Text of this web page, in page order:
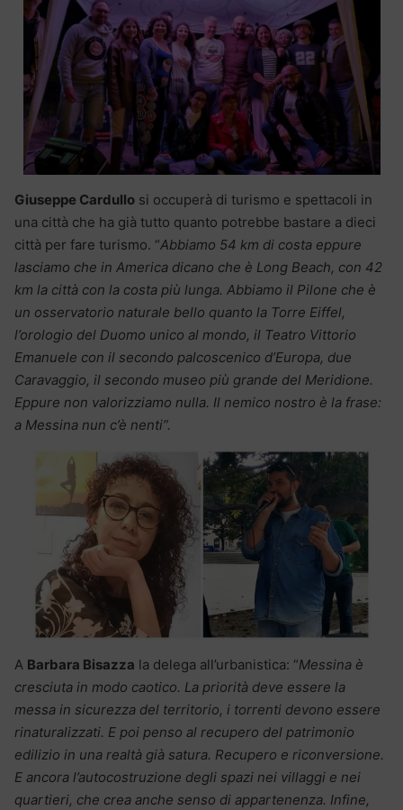
Giuseppe Cardullo si occuperà di turismo e spettacoli in
una città che ha già tutto quanto potrebbe bastare a dieci
città per fare turismo. “Abbiamo 54 km di costa eppure
lasciamo che in America dicano che è Long Beach, con 42
km la città con la costa più lunga. Abbiamo il Pilone che è
un osservatorio naturale bello quanto la Torre Eiffel,
l’orologio del Duomo unico al mondo, il Teatro Vittorio
Emanuele con il secondo palcoscenico d’Europa, due
Caravaggio, il secondo museo più grande del Meridione.
Eppure non valorizziamo nulla. Il nemico nostro è la frase:
a Messina nun c’è nenti”.
A Barbara Bisazza la delega all’urbanistica: “Messina è
cresciuta in modo caotico. La priorità deve essere la
messa in sicurezza del territorio, i torrenti devono essere
rinaturalizzati. E poi penso al recupero del patrimonio
edilizio in una realtà già satura. Recupero e riconversione.
E ancora l’autocostruzione degli spazi nei villaggi e nei
quartieri, che crea anche senso di appartenenza. Infine,